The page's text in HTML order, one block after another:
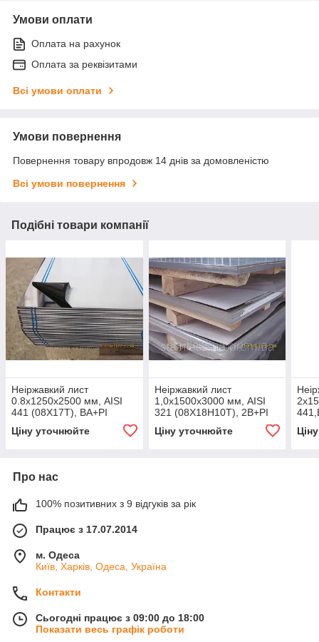
Умови оплати
Оплата на рахунок
Оплата за реквізитами
Всі умови оплати
Умови повернення
Повернення товару впродовж 14 днів за домовленістю
Всі умови повернення
Подібні товари компанії
Неіржавкий лист
0.8х1250х2500 мм, AISI
441 (08X17Т), BA+РI
Ціну уточнюйте
Неіржавкий лист
1,0х1500х3000 мм, AISI
321 (08X18H10T), 2В+РI
Ціну уточнюйте
Про нас
100% позитивних з 9 відгуків за рік
Працює з 17.07.2014
м. Одеса
Київ, Харків, Одеса, Україна
Контакти
Сьогодні працює з 09:00 до 18:00
Показати весь графік роботи